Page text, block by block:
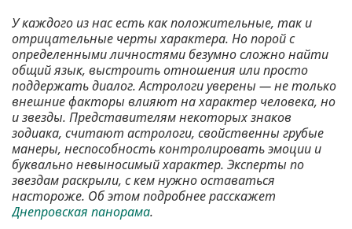
У каждого из нас есть как положительные, так и
отрицательные черты характера. Но порой с
определенными личностями безумно сложно найти
общий язык, выстроить отношения или просто
поддержать диалог. Астрологи уверены — не только
внешние факторы влияют на характер человека, но
и звезды. Представителям некоторых знаков
зодиака, считают астрологи, свойственны грубые
манеры, неспособность контролировать эмоции и
буквально невыносимый характер. Эксперты по
звездам раскрыли, с кем нужно оставаться
настороже. Об этом подробнее расскажет
Днепровская панорама.